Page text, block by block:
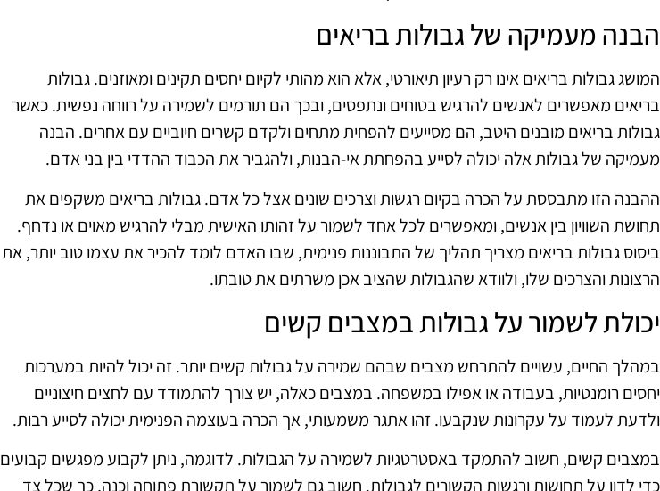
הבנה מעמיקה של גבולות בריאים
המושג גבולות בריאים אינו רק רעיון תיאורטי, אלא הוא מהותי לקיום יחסים תקינים ומאוזנים. גבולות
בריאים מאפשרים לאנשים להרגיש בטוחים ונתפסים, ובכך הם תורמים לשמירה על רווחה נפשית. כאשר
גבולות בריאים מובנים היטב, הם מסייעים להפחית מתחים ולקדם קשרים חיוביים עם אחרים. הבנה
מעמיקה של גבולות אלה יכולה לסייע בהפחתת אי-הבנות, ולהגביר את הכבוד ההדדי בין בני אדם.
ההבנה הזו מתבססת על הכרה בקיום רגשות וצרכים שונים אצל כל אדם. גבולות בריאים משקפים את
תחושת השוויון בין אנשים, ומאפשרים לכל אחד לשמור על זהותו האישית מבלי להרגיש מאוים או נדחף.
ביסוס גבולות בריאים מצריך תהליך של התבוננות פנימית, שבו האדם לומד להכיר את עצמו טוב יותר, את
הרצונות והצרכים שלו, ולוודא שהגבולות שהציב אכן משרתים את טובתו.
יכולת לשמור על גבולות במצבים קשים
במהלך החיים, עשויים להתרחש מצבים שבהם שמירה על גבולות קשים יותר. זה יכול להיות במערכות
יחסים רומנטיות, בעבודה או אפילו במשפחה. במצבים כאלה, יש צורך להתמודד עם לחצים חיצוניים
ולדעת לעמוד על עקרונות שנקבעו. זהו אתגר משמעותי, אך הכרה בעוצמה הפנימית יכולה לסייע רבות.
במצבים קשים, חשוב להתמקד באסטרטגיות לשמירה על הגבולות. לדוגמה, ניתן לקבוע מפגשים קבועים
כדי לדון על תחושות ורגשות הקשורים לגבולות. חשוב גם לשמור על תקשורת פתוחה וכנה, כך שכל צד